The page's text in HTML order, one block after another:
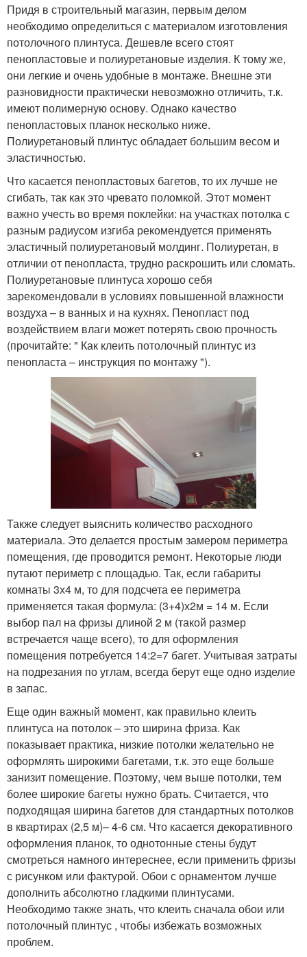
Придя в строительный магазин, первым делом
необходимо определиться с материалом изготовления
потолочного плинтуса. Дешевле всего стоят
пенопластовые и полиуретановые изделия. К тому же,
они легкие и очень удобные в монтаже. Внешне эти
разновидности практически невозможно отличить, т.к.
имеют полимерную основу. Однако качество
пенопластовых планок несколько ниже.
Полиуретановый плинтус обладает большим весом и
эластичностью.
Что касается пенопластовых багетов, то их лучше не
сгибать, так как это чревато поломкой. Этот момент
важно учесть во время поклейки: на участках потолка с
разным радиусом изгиба рекомендуется применять
эластичный полиуретановый молдинг. Полиуретан, в
отличии от пенопласта, трудно раскрошить или сломать.
Полиуретановые плинтуса хорошо себя
зарекомендовали в условиях повышенной влажности
воздуха – в ванных и на кухнях. Пенопласт под
воздействием влаги может потерять свою прочность
(прочитайте: " Как клеить потолочный плинтус из
пенопласта – инструкция по монтажу ").
Также следует выяснить количество расходного
материала. Это делается простым замером периметра
помещения, где проводится ремонт. Некоторые люди
путают периметр с площадью. Так, если габариты
комнаты 3х4 м, то для подсчета ее периметра
применяется такая формула: (3+4)х2м = 14 м. Если
выбор пал на фризы длиной 2 м (такой размер
встречается чаще всего), то для оформления
помещения потребуется 14:2=7 багет. Учитывая затраты
на подрезания по углам, всегда берут еще одно изделие
в запас.
Еще один важный момент, как правильно клеить
плинтуса на потолок – это ширина фриза. Как
показывает практика, низкие потолки желательно не
оформлять широкими багетами, т.к. это еще больше
занизит помещение. Поэтому, чем выше потолки, тем
более широкие багеты нужно брать. Считается, что
подходящая ширина багетов для стандартных потолков
в квартирах (2,5 м)– 4-6 см. Что касается декоративного
оформления планок, то однотонные стены будут
смотреться намного интереснее, если применить фризы
с рисунком или фактурой. Обои с орнаментом лучше
дополнить абсолютно гладкими плинтусами.
Необходимо также знать, что клеить сначала обои или
потолочный плинтус , чтобы избежать возможных
проблем.